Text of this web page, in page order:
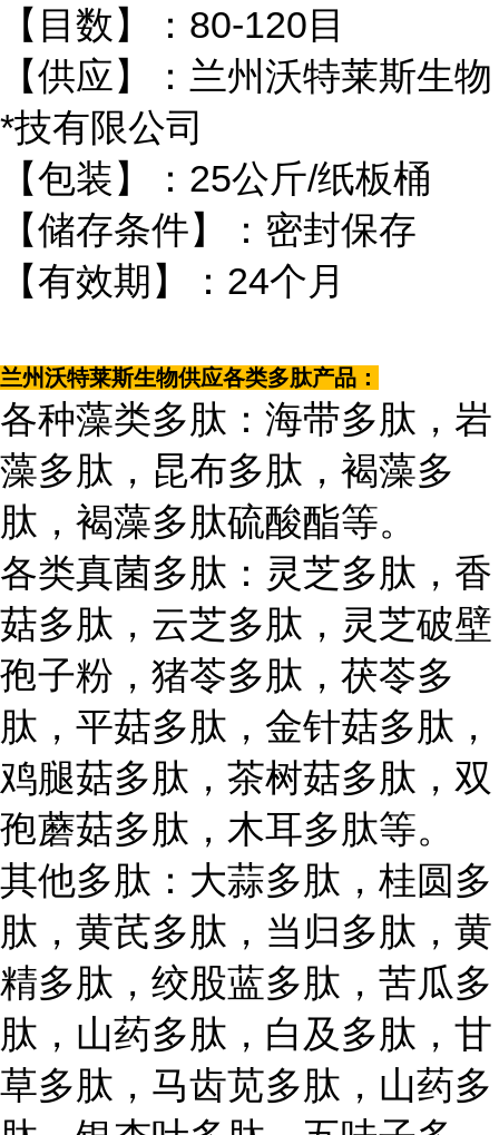
【目数】：80-120目
【供应】：兰州沃特莱斯生物
*技有限公司
【包装】：25公斤/纸板桶
【储存条件】：密封保存
【有效期】：24个月
兰州沃特莱斯生物供应各类多肽产品：
各种藻类多肽：海带多肽，岩
藻多肽，昆布多肽，褐藻多
肽，褐藻多肽硫酸酯等。
各类真菌多肽：灵芝多肽，香
菇多肽，云芝多肽，灵芝破壁
孢子粉，猪苓多肽，茯苓多
肽，平菇多肽，金针菇多肽，
鸡腿菇多肽，茶树菇多肽，双
孢蘑菇多肽，木耳多肽等。
其他多肽：大蒜多肽，桂圆多
肽，黄芪多肽，当归多肽，黄
精多肽，绞股蓝多肽，苦瓜多
肽，山药多肽，白及多肽，甘
草多肽，马齿苋多肽，山药多